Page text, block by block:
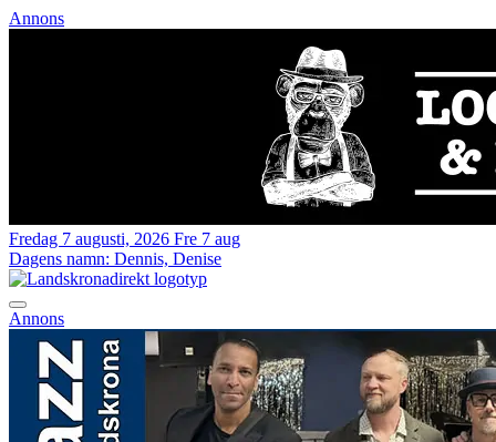
Annons
Fredag 7 augusti, 2026 Fre 7 aug
Dagens namn: Dennis, Denise
Annons